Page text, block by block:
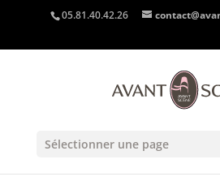
05.81.40.42.26
Sélectionner une page